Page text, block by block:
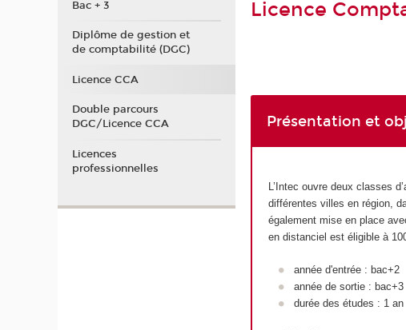
Licence
Présentation et
L’Intec ouvre deux classes
différentes villes en région,
également mise en place
en distanciel est éligible à
année d'entrée : bac+2
année de sortie : bac+3
durée des études : 1 an
Bac + 3
Diplôme de gestion et
de comptabilité (DGC)
Licence CCA
Double parcours
DGC/Licence CCA
Licences
professionnelles